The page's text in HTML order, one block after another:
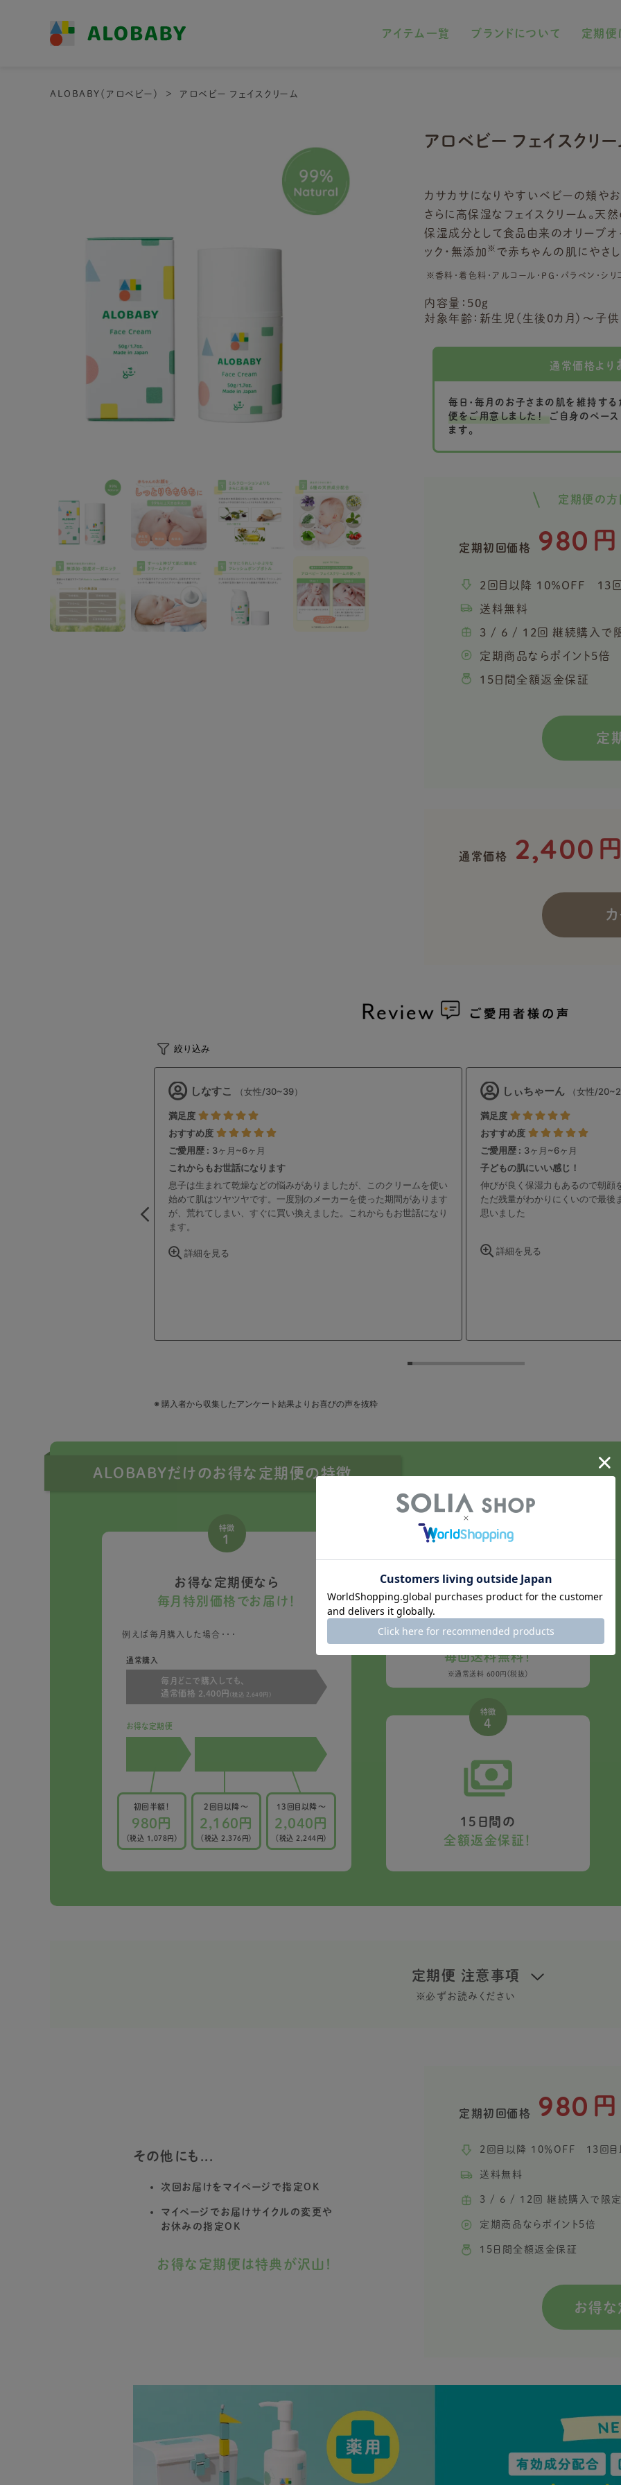
アイテム一覧 ブランドについて 定期便
ALOBABY（アロベビー） アロベビー フェイスクリーム
アロベビー フェイスクリ
カサカサになりやすいベビーの頬やお
さらに高保湿なフェイスクリーム。天
保湿成分として食品由来のオリーブ
ック・無添加 ※ で赤ちゃんの肌にやさ
※香料・着色料・アルコール・PG・パラベン・シ
内容量：50g
対象年齢：新生児（生後0カ月）～子供
通常価格より
毎日・毎月のお子さまの肌を維持する
便をご用意しました！
ご自身のペー
ます。
定期便の方
定期初回価格 980 円
2回目以降 10％OFF 13
送料無料
3 / 6 / 12回 継続購入で
定期商品ならポイント5倍
15日間全額返金保証
定
通常価格 2,400
ALOBABYだけのお得な定期便の特徴
特徴
1
お得な定期便なら
毎月特別価格でお届け！
例えば毎月購入した場合・・・
通常購入
毎月どこで購入しても、
通常価格 2,400円
(税込 2,640円)
お得な定期便
初回半額！
980円
（税込 1,078円）
2回目以降〜
2,160円
（税込 2,376円）
13回目以降〜
2,040円
（税込 2,244円）
2
全国どこでも
毎回送料無料！
※通常送料 600円（税抜）
特徴
4
15日間の
全額返金保証！
定期便 注意事項
※必ずお読みください
その他にも...
次回お届けをマイページで指定OK
マイページでお届けサイクルの変更や
お休みの指定OK
お得な定期便は特典が沢山！
定期初回価格 980 円
2回目以降 10％OFF 13回目
送料無料
3 / 6 / 12回 継続購入で限定
定期商品ならポイント5倍
15日間全額返金保証
お得な